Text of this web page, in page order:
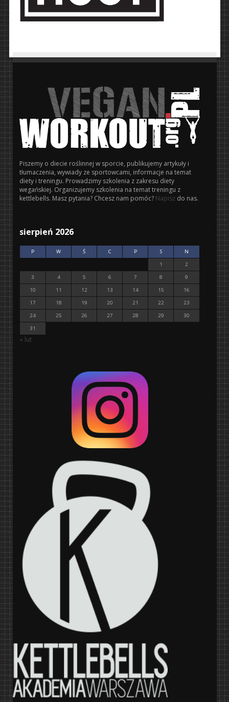
Piszemy o diecie roślinnej w sporcie, publikujemy artykuły i
tłumaczenia, wywiady ze sportowcami, informacje na temat
diety i treningu. Prowadzimy szkolenia z zakresu diety
wegańskiej. Organizujemy szkolenia na temat treningu z
kettlebells. Masz pytania? Chcesz nam pomóc? Napisz do nas.
sierpień 2026
P W Ś C P S
N
1
2
3
4 5 6 7 8
9
10
11 12 13 14 15
16
17
18 19 20 21 22
23
24
25 26 27 28 29
30
31
« lut